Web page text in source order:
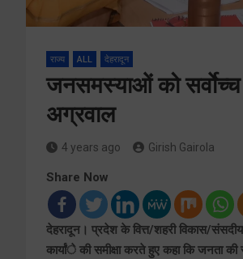
राज्य ALL देहरादून
जनसमस्याओं को
अग्रवाल
4 years ago Girish Gairola
Share Now
देहरादून। प्रदेश के वित्त/शहरी विकास/संसदीय
कार्यांे की समीक्षा करते हुए कहा कि जनता